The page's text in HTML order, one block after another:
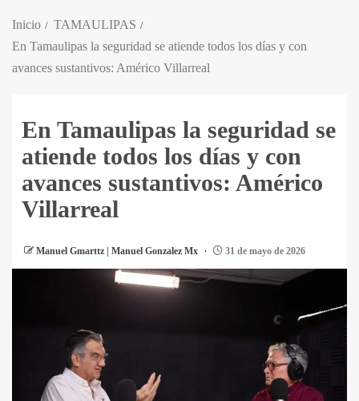
Inicio
TAMAULIPAS
En Tamaulipas la seguridad se atiende todos los días y con
avances sustantivos: Américo Villarreal
En Tamaulipas la seguridad se
atiende todos los días y con
avances sustantivos: Américo
Villarreal
Manuel Gmarttz | Manuel Gonzalez Mx 31 de mayo de 2026